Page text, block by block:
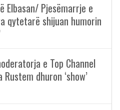
Elbasan/ Pjesëmarrje e
qytetarë shijuan humorin
e Top Channel
dhuron ‘show’